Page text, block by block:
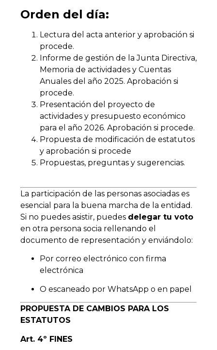
Orden del día:
Lectura del acta anterior y aprobación si
procede.
Informe de gestión de la Junta Directiva,
Memoria de actividades y Cuentas
Anuales del año 2025. Aprobación si
procede.
Presentación del proyecto de
actividades y presupuesto económico
para el año 2026. Aprobación si procede.
Propuesta de modificación de estatutos
y aprobación si procede
Propuestas, preguntas y sugerencias.
La participación de las personas asociadas es
esencial para la buena marcha de la entidad.
Si no puedes asistir, puedes delegar tu voto
en otra persona socia rellenando el
documento de representación y enviándolo:
Por correo electrónico con firma
electrónica
O escaneado por WhatsApp o en papel
PROPUESTA DE CAMBIOS PARA LOS
ESTATUTOS
Art. 4º FINES